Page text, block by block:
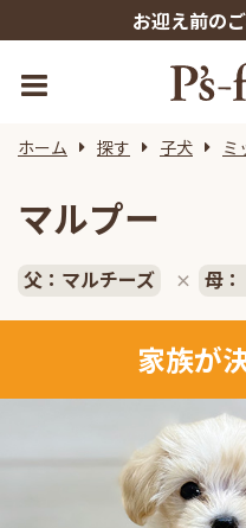
お迎え前の
ホーム 探す 子犬 ミ
マルプー
父：マルチーズ × 母
家族が